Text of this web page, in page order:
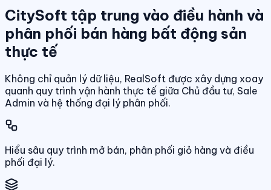
CitySoft tập trung vào điều hành và
phân phối bán hàng bất động sản
thực tế
Không chỉ quản lý dữ liệu, RealSoft được xây dựng xoay
quanh quy trình vận hành thực tế giữa Chủ đầu tư, Sale
Admin và hệ thống đại lý phân phối.
Hiểu sâu quy trình mở bán, phân phối giỏ hàng và điều
phối đại lý.